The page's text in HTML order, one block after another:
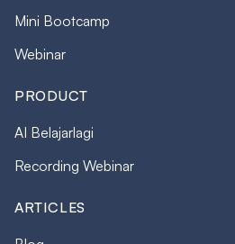
Mini Bootcamp
Webinar
PRODUCT
AI Belajarlagi
Recording Webinar
ARTICLES